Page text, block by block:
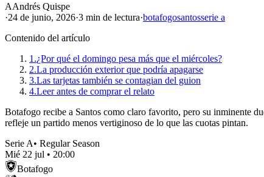
AAndrés Quispe
·24 de junio, 2026·3 min de lectura·botafogosantosserie a
Contenido del artículo
1.¿Por qué el domingo pesa más que el miércoles?
2.La producción exterior que podría apagarse
3.Las tarjetas también se contagian del guion
4.Leer antes de comprar el relato
Botafogo recibe a Santos como claro favorito, pero su inminente
refleje un partido menos vertiginoso de lo que las cuotas pintan.
Serie A• Regular Season
Mié 22 jul • 20:00
Botafogo